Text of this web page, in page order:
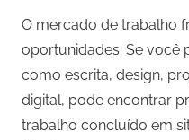
O mercado de trabalho
oportunidades. Se você
como escrita, design,
digital, pode encontrar
trabalho concluído em